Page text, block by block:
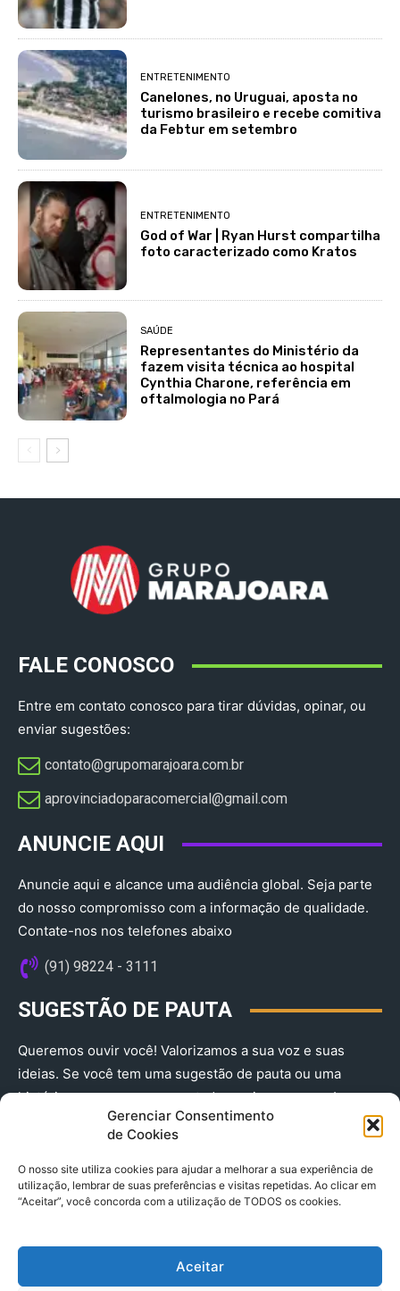
Gerenciar Consentimento
de Cookies
O nosso site utiliza cookies para ajudar a melhorar a sua experiência de
utilização, lembrar de suas preferências e visitas repetidas. Ao clicar em
“Aceitar”, você concorda com a utilização de TODOS os cookies.
Aceitar
ENTRETENIMENTO
Canelones, no Uruguai, aposta no
turismo brasileiro e recebe comitiva
da Febtur em setembro
ENTRETENIMENTO
God of War | Ryan Hurst compartilha
foto caracterizado como Kratos
SAÚDE
Representantes do Ministério da
fazem visita técnica ao hospital
Cynthia Charone, referência em
oftalmologia no Pará
FALE CONOSCO
Entre em contato conosco para tirar dúvidas, opinar, ou
enviar sugestões:
contato@grupomarajoara.com.br
aprovinciadoparacomercial@gmail.com​
ANUNCIE AQUI
Anuncie aqui e alcance uma audiência global. Seja parte
do nosso compromisso com a informação de qualidade.
Contate-nos nos telefones abaixo
(91) 98224 - 3111
SUGESTÃO DE PAUTA
Queremos ouvir você! Valorizamos a sua voz e suas
ideias. Se você tem uma sugestão de pauta ou uma
história que merece ser contada, envie-nos agora!
(91) 98224 - 3111